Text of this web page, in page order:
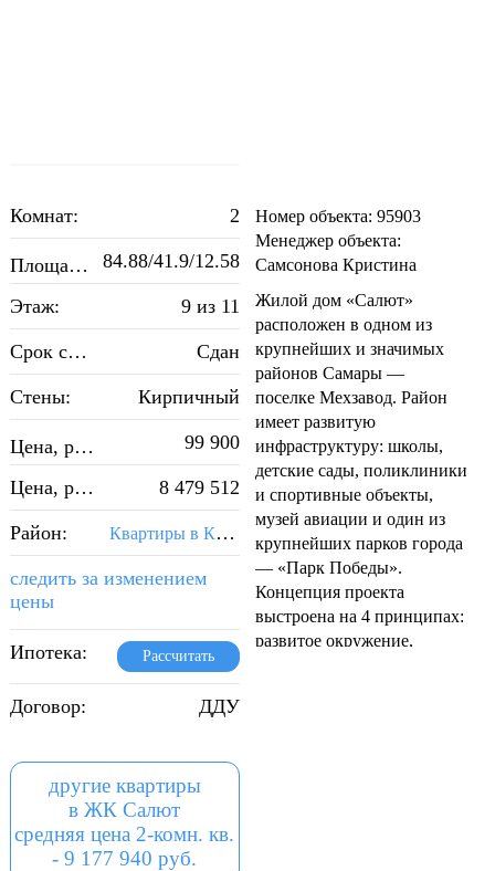
Комнат: 2
Площадь, м 2:
84.88/41.9/12.58
Этаж: 9 из 11
Срок сдачи: Сдан
Стены: Кирпичный
Цена, руб./м 99 900
Цена, руб.: 8 479 512
Район: Квартиры в Красноглинском районе Самары
следить за изменением
цены
Ипотека: Рассчитать
Договор: ДДУ
другие квартиры
в ЖК Салют
средняя цена 2-комн. кв.
- 9 177 940 руб.
Номер объекта: 95903
Менеджер объекта:
Самсонова Кристина
Жилой дом «Салют»
расположен в одном из
крупнейших и значимых
районов Самары —
поселке Мехзавод. Район
имеет развитую
инфраструктуру: школы,
детские сады, поликлиники
и спортивные объекты,
музей авиации и один из
крупнейших парков города
— «Парк Победы».
Концепция проекта
выстроена на 4 принципах:
развитое окружение,